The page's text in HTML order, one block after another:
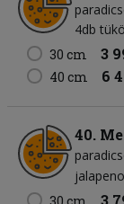
4db
30 cm
3
40 cm 6
40.
jalapeno
3